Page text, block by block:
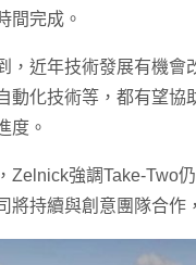
間完成。
，近年技術發展有機會
動化技術等，都有望
度。
Zelnick強調Take-Two
將持續與創意團隊合作